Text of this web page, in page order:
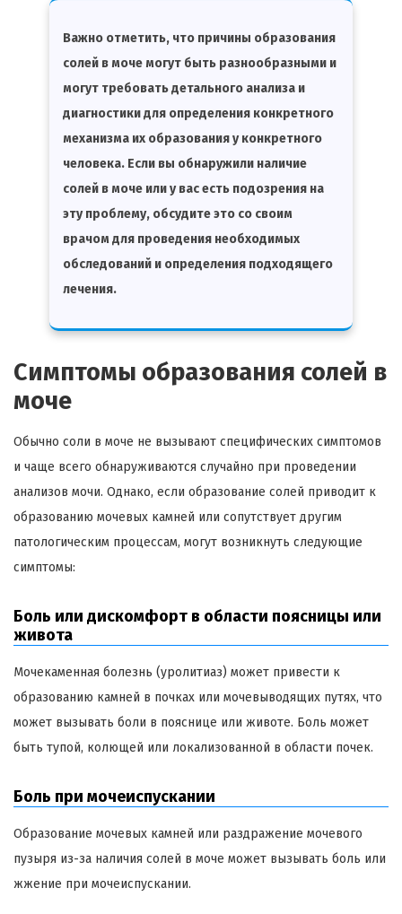
Важно отметить, что причины образования
солей в моче могут быть разнообразными и
могут требовать детального анализа и
диагностики для определения конкретного
механизма их образования у конкретного
человека. Если вы обнаружили наличие
солей в моче или у вас есть подозрения на
эту проблему, обсудите это со своим
врачом для проведения необходимых
обследований и определения подходящего
лечения.
Симптомы образования солей в
моче
Обычно соли в моче не вызывают специфических симптомов
и чаще всего обнаруживаются случайно при проведении
анализов мочи. Однако, если образование солей приводит к
образованию мочевых камней или сопутствует другим
патологическим процессам, могут возникнуть следующие
симптомы:
Боль или дискомфорт в области поясницы или
живота
Мочекаменная болезнь (уролитиаз) может привести к
образованию камней в почках или мочевыводящих путях, что
может вызывать боли в пояснице или животе. Боль может
быть тупой, колющей или локализованной в области почек.
Боль при мочеиспускании
Образование мочевых камней или раздражение мочевого
пузыря из-за наличия солей в моче может вызывать боль или
жжение при мочеиспускании.